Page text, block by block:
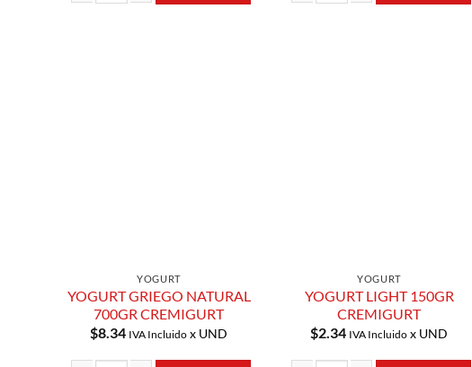
YOGURT
YOGURT GRIEGO NATURAL
700GR CREMIGURT
$8.34 IVA Incluido x UND
YOGURT
YOGURT LIGHT 150GR
CREMIGURT
$2.34 IVA Incluido x UND